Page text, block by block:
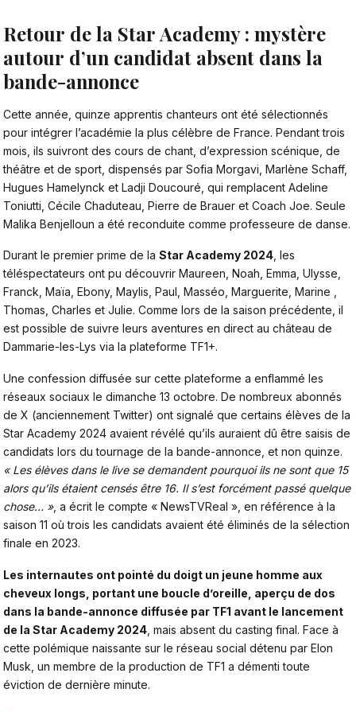
Retour de la Star Academy : mystère
autour d’un candidat absent dans la
bande-annonce
Cette année, quinze apprentis chanteurs ont été sélectionnés
pour intégrer l’académie la plus célèbre de France. Pendant trois
mois, ils suivront des cours de chant, d’expression scénique, de
théâtre et de sport, dispensés par Sofia Morgavi, Marlène Schaff,
Hugues Hamelynck et Ladji Doucouré, qui remplacent Adeline
Toniutti, Cécile Chaduteau, Pierre de Brauer et Coach Joe. Seule
Malika Benjelloun a été reconduite comme professeure de danse.
Durant le premier prime de la Star Academy 2024 , les
téléspectateurs ont pu découvrir Maureen, Noah, Emma, ​​Ulysse,
Franck, Maïa, Ebony, Maylis, Paul, Masséo, Marguerite, Marine ,
Thomas, Charles et Julie. Comme lors de la saison précédente, il
est possible de suivre leurs aventures en direct au château de
Dammarie-les-Lys via la plateforme TF1+.
Une confession diffusée sur cette plateforme a enflammé les
réseaux sociaux le dimanche 13 octobre. De nombreux abonnés
de X (anciennement Twitter) ont signalé que certains élèves de la
Star Academy 2024 avaient révélé qu’ils auraient dû être saisis de
candidats lors du tournage de la bande-annonce, et non quinze.
« Les élèves dans le live se demandent pourquoi ils ne sont que 15
alors qu’ils étaient censés être 16. Il s’est forcément passé quelque
chose… », a écrit le compte « NewsTVReal », en référence à la
saison 11 où trois les candidats avaient été éliminés de la sélection
finale en 2023.
Les internautes ont pointé du doigt un jeune homme aux
cheveux longs, portant une boucle d’oreille, aperçu de dos
dans la bande-annonce diffusée par TF1 avant le lancement
de la Star Academy 2024 , mais absent du casting final. Face à
cette polémique naissante sur le réseau social détenu par Elon
Musk, un membre de la production de TF1 a démenti toute
éviction de dernière minute.